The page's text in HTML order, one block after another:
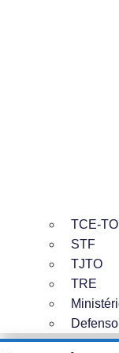
TCE-TO
STF
TJTO
TRE